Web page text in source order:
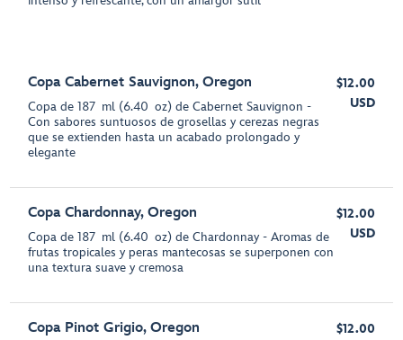
Copa Cabernet Sauvignon, Oregon
Copa de 187 ml (6.40 oz) de Cabernet Sauvignon -
Con sabores suntuosos de grosellas y cerezas negras
que se extienden hasta un acabado prolongado y
elegante
$12.00
USD
Copa Chardonnay, Oregon
Copa de 187 ml (6.40 oz) de Chardonnay - Aromas de
frutas tropicales y peras mantecosas se superponen con
una textura suave y cremosa
$12.00
USD
Copa Pinot Grigio, Oregon
$12.00